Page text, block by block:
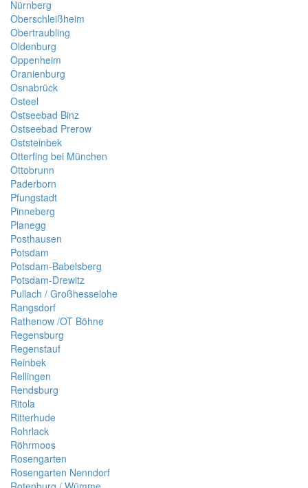
Nürnberg
Oberschleißheim
Obertraubling
Oldenburg
Oppenheim
Oranienburg
Osnabrück
Osteel
Ostseebad Binz
Ostseebad Prerow
Oststeinbek
Otterfing bei München
Ottobrunn
Paderborn
Pfungstadt
Pinneberg
Planegg
Posthausen
Potsdam
Potsdam-Babelsberg
Potsdam-Drewitz
Pullach / Großhesselohe
Rangsdorf
Rathenow /OT Böhne
Regensburg
Regenstauf
Reinbek
Rellingen
Rendsburg
Ritola
Ritterhude
Rohrlack
Röhrmoos
Rosengarten
Rosengarten Nenndorf